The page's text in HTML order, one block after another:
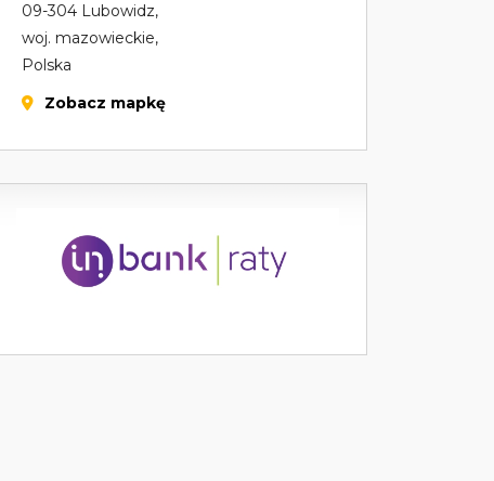
09-304 Lubowidz,
woj. mazowieckie,
Polska
Zobacz mapkę